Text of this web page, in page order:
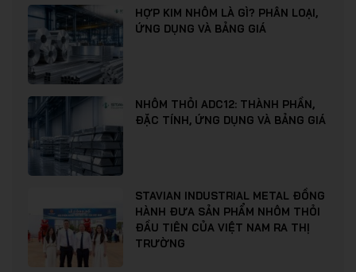
HỢP KIM NHÔM LÀ GÌ? PHÂN LOẠI,
ỨNG DỤNG VÀ BẢNG GIÁ
NHÔM THỎI ADC12: THÀNH PHẦN,
ĐẶC TÍNH, ỨNG DỤNG VÀ BẢNG GIÁ
STAVIAN INDUSTRIAL METAL ĐỒNG
HÀNH ĐƯA SẢN PHẨM NHÔM THỎI
ĐẦU TIÊN CỦA VIỆT NAM RA THỊ
TRƯỜNG